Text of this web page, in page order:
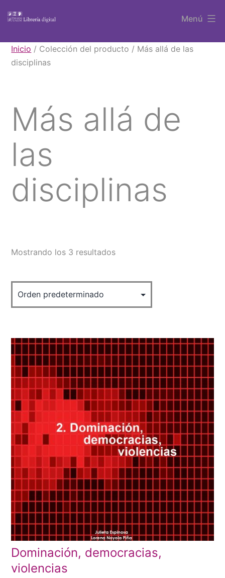
contenido
Libros
UAEM
Menú
Inicio / Colección del producto / Más allá de las
disciplinas
Más allá de
las
disciplinas
Mostrando los 3 resultados
Dominación, democracias,
violencias